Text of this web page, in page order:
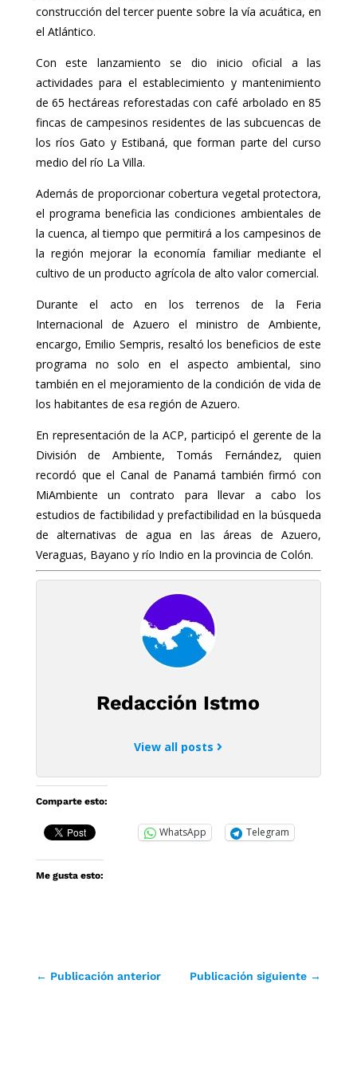
construcción del tercer puente sobre la vía acuática, en
el Atlántico.
Con este lanzamiento se dio inicio oficial a las
actividades para el establecimiento y mantenimiento
de 65 hectáreas reforestadas con café arbolado en 85
fincas de campesinos residentes de las subcuencas de
los ríos Gato y Estibaná, que forman parte del curso
medio del río La Villa.
Además de proporcionar cobertura vegetal protectora,
el programa beneficia las condiciones ambientales de
la cuenca, al tiempo que permitirá a los campesinos de
la región mejorar la economía familiar mediante el
cultivo de un producto agrícola de alto valor comercial.
Durante el acto en los terrenos de la Feria
Internacional de Azuero el ministro de Ambiente,
encargo, Emilio Sempris, resaltó los beneficios de este
programa no solo en el aspecto ambiental, sino
también en el mejoramiento de la condición de vida de
los habitantes de esa región de Azuero.
En representación de la ACP, participó el gerente de la
División de Ambiente, Tomás Fernández, quien
recordó que el Canal de Panamá también firmó con
MiAmbiente un contrato para llevar a cabo los
estudios de factibilidad y prefactibilidad en la búsqueda
de alternativas de agua en las áreas de Azuero,
Veraguas, Bayano y río Indio en la provincia de Colón.
Redacción Istmo
View all posts
Comparte esto:
WhatsApp Telegram
Me gusta esto:
← Publicación anterior Publicación siguiente →